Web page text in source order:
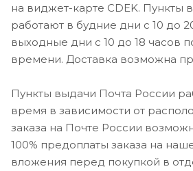
на виджет-карте CDEK. Пункты
работают в будние дни с 10 до
выходные дни с 10 до 18 часов
времени. Доставка возможна
Пункты выдачи Почта России
время в зависимости от
заказа на Почте России
100% предоплаты заказа на
вложения перед покупкой в